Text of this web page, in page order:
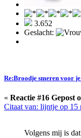
3.652
Geslacht:
Re:Broodje smeren voor
« Reactie #16 Gepost
Citaat van: lijntje op 15
Volgens mij is